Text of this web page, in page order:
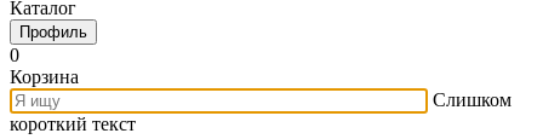
Каталог
Профиль
0
Корзина
Слишком
короткий текст